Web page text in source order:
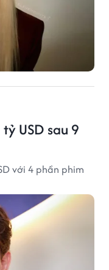
USD sau 9
với 4 phần phim